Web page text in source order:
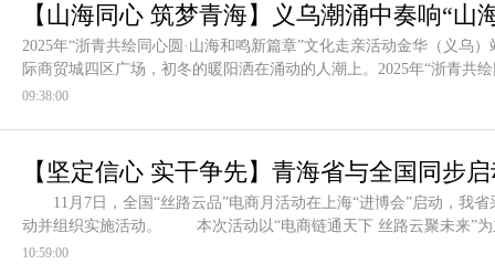
【山海同心 筑梦青海】义乌潮涌中奏响“山
2025年“浙青共绘同心圆·山海和鸣新篇章”文化走亲活动金华（义
际商贸城四区广场，初冬的暖阳洒在涌动的人潮上。2025年“浙青共
09:38:00
【坚定信心 实干争先】青海省与全国同步
11月7日，全国“丝路云品”电商月活动在上海“进博会”启动，我
动并组织实施活动。 本次活动以“电商链通天下 丝路云聚未来”为
10:59:00